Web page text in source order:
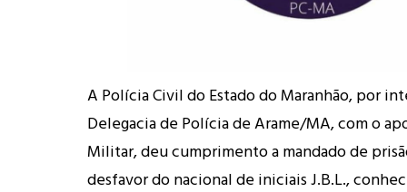
A Polícia Civil do Estado do Maranhão, por
Delegacia de Polícia de Arame/MA, com o
Militar, deu cumprimento a mandado de
desfavor do nacional de iniciais J.B.L.,